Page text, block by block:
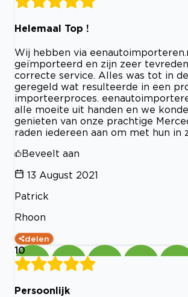
Helemaal Top !
Wij hebben via
geïmporteerd en zijn zeer
correcte service. Alles was tot in
geregeld wat resulteerde in een
importeerproces.
alle moeite uit handen en we
genieten van onze prachtige
raden iedereen aan om met hun in
Beveelt aan
13 August 2021
Patrick
Rhoon
delen
10
Persoonlijk